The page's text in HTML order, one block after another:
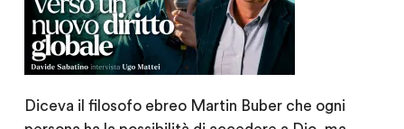
Diceva il filosofo ebreo Martin Buber che ogni